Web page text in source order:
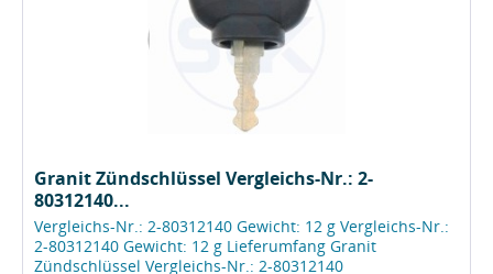
Granit Zündschlüssel Vergleichs-Nr.: 2-
80312140...
Vergleichs-Nr.: 2-80312140 Gewicht: 12 g Vergleichs-Nr.:
2-80312140 Gewicht: 12 g Lieferumfang Granit
Zündschlüssel Vergleichs-Nr.: 2-80312140